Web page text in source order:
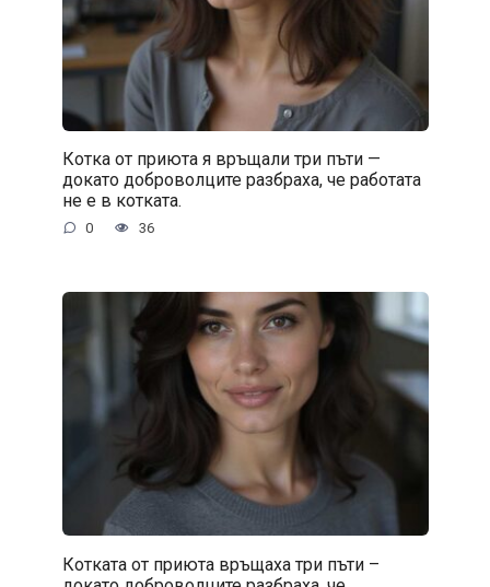
Котка от приюта я връщали три пъти —
докато доброволците разбраха, че работата
не е в котката.
0 36
Котката от приюта връщаха три пъти –